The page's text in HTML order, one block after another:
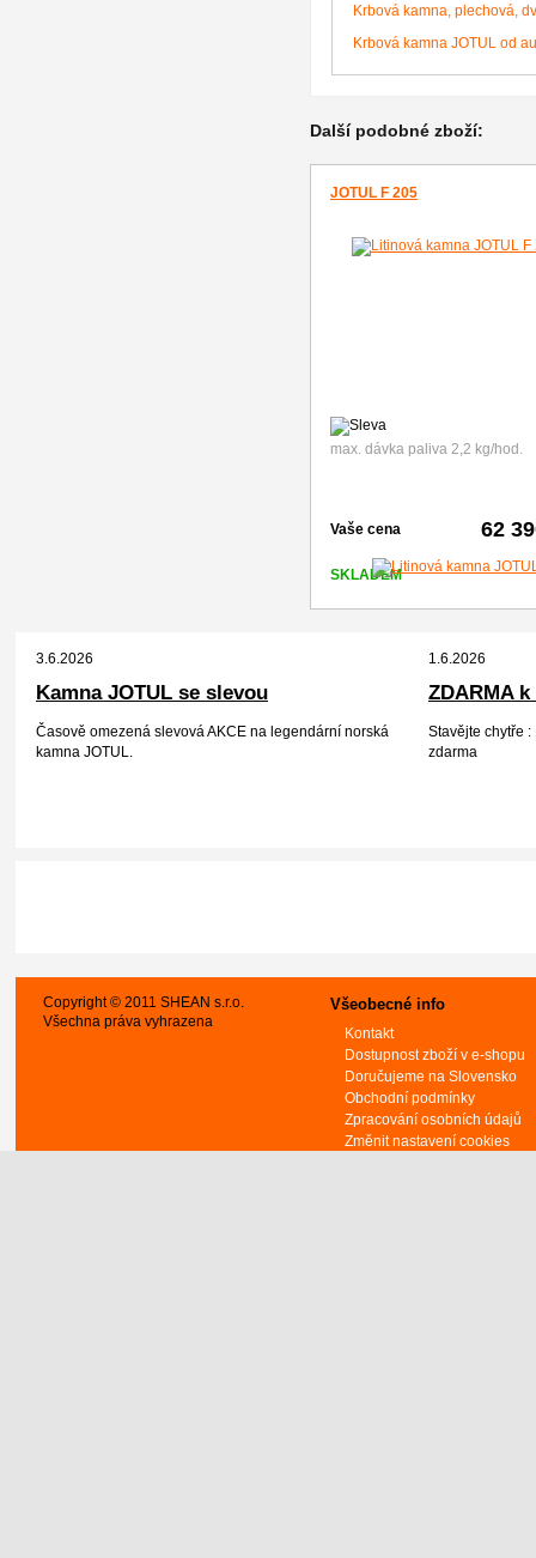
Krbová kamna, plechová,
Krbová kamna JOTUL od
Další podobné zboží:
JOTUL F 205
max. dávka paliva 2,2 kg/hod.
Vaše cena 62
SKLADEM
3.6.2026
Kamna JOTUL se slevou
Časově omezená slevová AKCE na legendární norská
kamna JOTUL.
1.6.2026
ZDARMA
Stavějte chytře
zdarma
Copyright © 2011 SHEAN s.r.o.
Všechna práva vyhrazena
Všeobecné info
Kontakt
Dostupnost zboží v e-shopu
Doručujeme na Slovensko
Obchodní podmínky
Zpracování osobních údajů
Změnit nastavení cookies